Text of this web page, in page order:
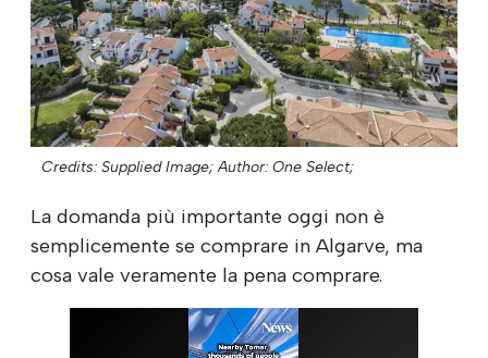
Credits: Supplied Image; Author: One Select;
La domanda più importante oggi non è
semplicemente se comprare in Algarve, ma
cosa vale veramente la pena comprare.